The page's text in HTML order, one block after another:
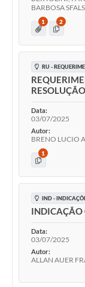
BARBOSA
1 2
RU -
Data:
03/07/2025
Autor:
BRENO LUCIO
1
IND -
INDICAÇÃO
Data:
03/07/2025
Autor:
ALLAN AUER